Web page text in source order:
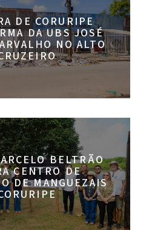
DE CORURIPE
DA UBS JOSÉ
NO ALTO
BELTRÃO
CENTRO DE
DE MANGUEZAIS